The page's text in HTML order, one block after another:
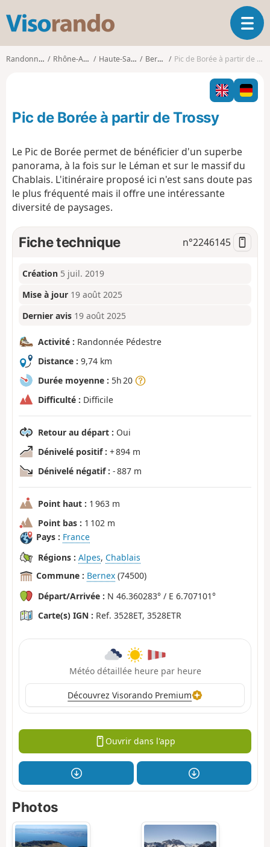
s
o
o
O
u
v
i
r
l
g
o
Randonnées Rhône-Alpes Haute-Savoie Bernex Pic de Borée à partir de Trossy
Pic de Borée à partir de Trossy
Le Pic de Borée permet de bénéficier d'un superbe
panorama, à la fois sur le Léman et sur le massif du
Chablais. L'itinéraire proposé ici n'est sans doute pas
le plus fréquenté mais il offre une intéressante
diversité de paysages.
Fiche technique n°2246145
Création 5 juil. 2019
Mise à jour 19 août 2025
Dernier avis 19 août 2025
Activité : Randonnée Pédestre
Distance : 9,74 km
Durée moyenne : 5h 20
Difficulté : Difficile
Retour au départ : Oui
Dénivelé positif : + 894 m
Dénivelé négatif : - 887 m
Point haut : 1 963 m
Point bas : 1 102 m
Pays : France
Régions : Alpes, Chablais
Commune : Bernex (74500)
Départ/Arrivée : N 46.360283° / E 6.707101°
Carte(s) IGN : Ref. 3528ET, 3528ETR
Météo détaillée heure par heure
Découvrez Visorando Premium
Ouvrir dans l'app
Photos